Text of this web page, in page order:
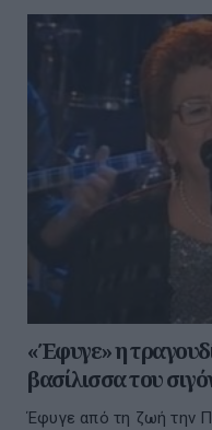
«Έφυγε» η
βασίλισσα του
Έφυγε από τη ζωή την